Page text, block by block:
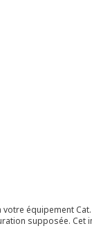
équipement
supposée.